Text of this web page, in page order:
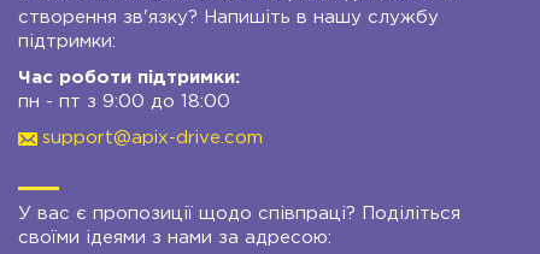
створення зв'язку? Напишіть в нашу службу
підтримки:
Час роботи підтримки:
пн - пт з 9:00 до 18:00
support@apix-drive.com
У вас є пропозиції щодо співпраці? Поділіться
своїми ідеями з нами за адресою: